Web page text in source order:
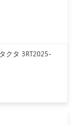
クタ 3RT2025-